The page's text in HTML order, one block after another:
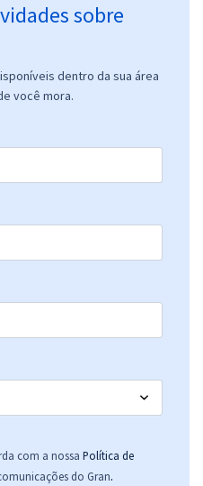
sobre
dentro da sua área
você mora.
com a nossa Política de
do Gran.